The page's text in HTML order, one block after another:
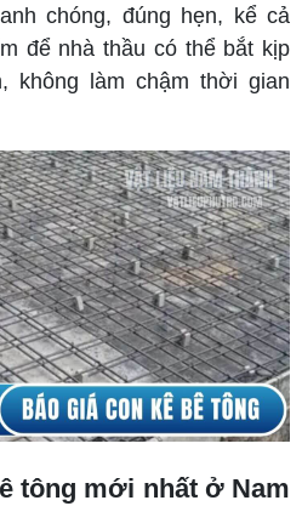
chóng, đúng hẹn, kể cả
để nhà thầu có thể bắt kịp
không làm chậm thời gian
tông mới nhất ở Nam